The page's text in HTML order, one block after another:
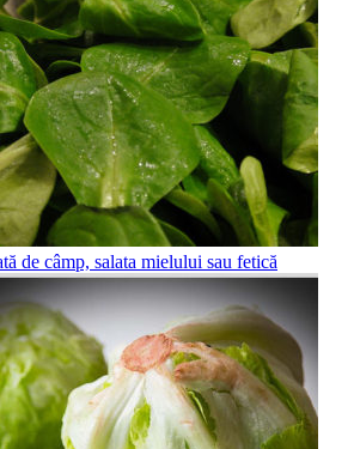
de câmp, salata mielului sau fetică